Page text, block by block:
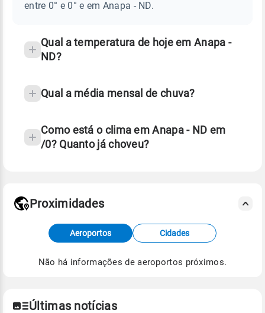
chuva
temperatura
entre 0° e 0° e em Anapa - ND.
Qual a temperatura de hoje em Anapa -
ND?
Qual a média mensal de chuva?
Como está o clima em Anapa - ND em
/0? Quanto já choveu?
Fonte: dados combinados de estações
meteorológicas e satélite do Centro de Previsão
de Tempo e Estudos Climáticos (CPTEC).
Para obter mais informações sobre os dados
Proximidades
Aeroportos Cidades
Não há informações de aeroportos próximos.
Últimas notícias